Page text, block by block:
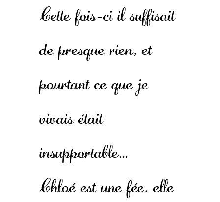
Cette fois-ci il suffisait
de presque rien, et
pourtant ce que je
vivais était
insupportable…
Chloé est une fée, elle